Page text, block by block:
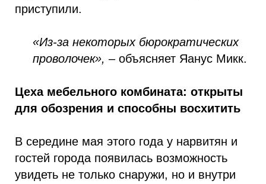
приступили.
«Из-за некоторых бюрократических
проволочек», – объясняет Яанус Микк.
Цеха мебельного комбината: открыты
для обозрения и способны восхитить
В середине мая этого года у нарвитян и
гостей города появилась возможность
увидеть не только снаружи, но и внутри